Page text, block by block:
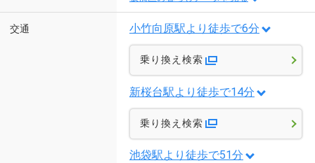
交通 小竹向原駅より徒歩で6分
乗り換え検索
新桜台駅より徒歩で14分
乗り換え検索
池袋駅より徒歩で51分